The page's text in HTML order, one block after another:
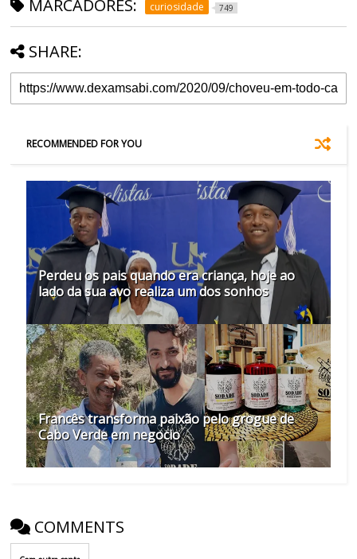
MARCADORES: curiosidade 749
SHARE:
RECOMMENDED FOR YOU
Perdeu os pais quando era criança, hoje ao
lado da sua avo realiza um dos sonhos
Francês transforma paixão pelo grogue de
Cabo Verde em negocio
COMMENTS